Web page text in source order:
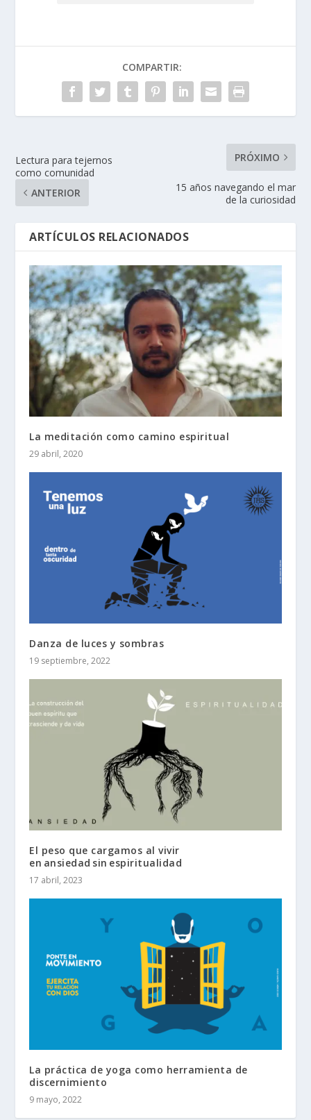
COMPARTIR:
Lectura para tejernos
como comunidad
ANTERIOR
PRÓXIMO
15 años navegando el mar
de la curiosidad
ARTÍCULOS RELACIONADOS
La meditación como camino espiritual
29 abril, 2020
Danza de luces y sombras
19 septiembre, 2022
El peso que cargamos al vivir
en ansiedad sin espiritualidad
17 abril, 2023
La práctica de yoga como herramienta de
discernimiento
9 mayo, 2022